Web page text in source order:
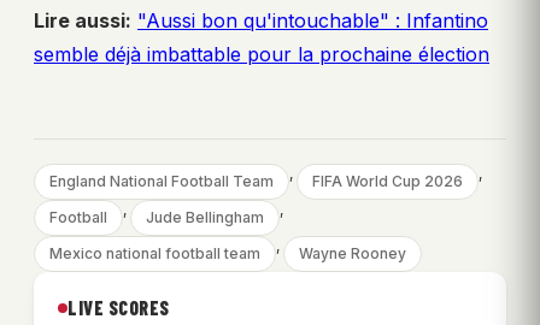
Lire aussi: "Aussi bon qu'intouchable" : Infantino
semble déjà imbattable pour la prochaine élection
England National Football Team , FIFA World Cup 2026 ,
Football , Jude Bellingham ,
Mexico national football team , Wayne Rooney
LIVE SCORES